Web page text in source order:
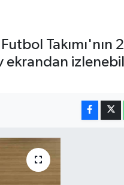
Takımı'nın
ekrandan